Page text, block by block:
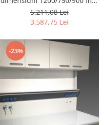
cu masca de chiuveta
5.211,08 Lei
3.587,75 Lei
-23%